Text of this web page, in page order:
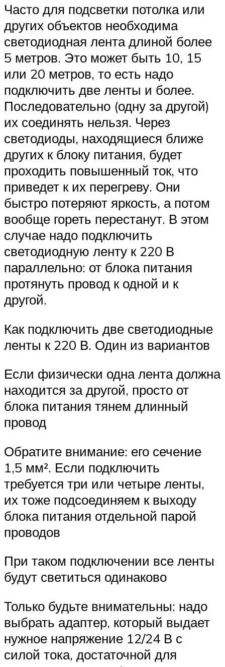
Часто для подсветки потолка или
других объектов необходима
светодиодная лента длиной более
5 метров. Это может быть 10, 15
или 20 метров, то есть надо
подключить две ленты и более.
Последовательно (одну за другой)
их соединять нельзя. Через
светодиоды, находящиеся ближе
других к блоку питания, будет
проходить повышенный ток, что
приведет к их перегреву. Они
быстро потеряют яркость, а потом
вообще гореть перестанут. В этом
случае надо подключить
светодиодную ленту к 220 В
параллельно: от блока питания
протянуть провод к одной и к
другой.
Как подключить две светодиодные
ленты к 220 В. Один из вариантов
Если физически одна лента должна
находится за другой, просто от
блока питания тянем длинный
провод
Обратите внимание: его сечение
1,5 мм². Если подключить
требуется три или четыре ленты,
их тоже подсоединяем к выходу
блока питания отдельной парой
проводов
При таком подключении все ленты
будут светиться одинаково
Только будьте внимательны: надо
выбрать адаптер, который выдает
нужное напряжение 12/24 В с
силой тока, достаточной для